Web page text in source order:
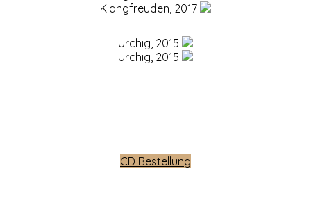
Klangfreuden, 2017
Urchig, 2015
Urchig, 2015
CD Bestellung